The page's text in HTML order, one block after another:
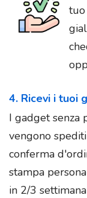
4. Ricevi i tuoi
I gadget senza
vengono
conferma
stampa
in 2/3